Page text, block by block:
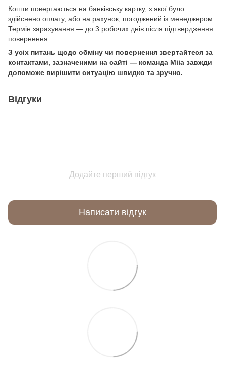
Кошти повертаються на банківську картку, з якої було
здійснено оплату, або на рахунок, погоджений із менеджером.
Термін зарахування — до 3 робочих днів після підтвердження
повернення.
З усіх питань щодо обміну чи повернення звертайтеся за
контактами, зазначеними на сайті — команда Miia завжди
допоможе вирішити ситуацію швидко та зручно.
Відгуки
Додайте перший відгук
Написати відгук